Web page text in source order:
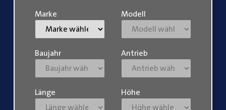
Marke Modell
Baujahr Antrieb
Länge Höhe